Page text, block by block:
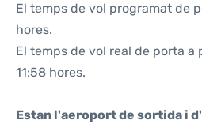
El temps de vol programat de
hores.
El temps de vol real de porta a
11:58 hores.
Estan l'aeroport de sortida i